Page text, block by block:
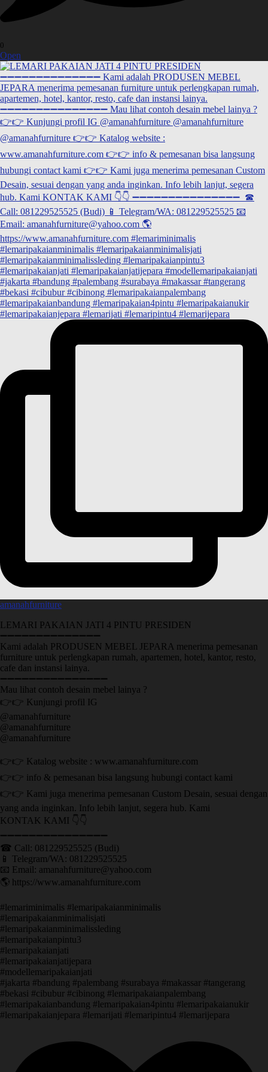
0
Open
amanahfurniture
LEMARI PAKAIAN JATI 4 PINTU PRESIDEN
➖➖➖➖➖➖➖➖➖➖➖➖➖➖
Kami adalah PRODUSEN MEBEL JEPARA menerima pemesanan
furniture untuk perlengkapan rumah, apartemen, hotel, kantor, resto,
cafe dan instansi lainya.
➖➖➖➖➖➖➖➖➖➖➖➖➖➖➖
Mau lihat contoh desain mebel lainya ?
👉👉 Kunjungi profil IG
@amanahfurniture
@amanahfurniture
@amanahfurniture
👉👉 Katalog website : www.amanahfurniture.com
👉👉 info & pemesanan bisa langsung hubungi contact kami
👉👉 Kami juga menerima pemesanan Custom Desain, sesuai dengan
yang anda inginkan. Info lebih lanjut, segera hub. Kami
KONTAK KAMI 👇👇
➖➖➖➖➖➖➖➖➖➖➖➖➖➖➖ ㅤ
☎ Call: 081229525525 (Budi)
📱 Telegram/WA: 081229525525
📧 Email: amanahfurniture@yahoo.com
🌎 https://www.amanahfurniture.com
#lemariminimalis #lemaripakaianminimalis
#lemaripakaianminimalisjati
#lemaripakaianminimalissleding
#lemaripakaianpintu3
#lemaripakaianjati
#lemaripakaianjatijepara
#modellemaripakaianjati
#jakarta #bandung #palembang #surabaya #makassar #tangerang
#bekasi #cibubur #cibinong #lemaripakaianpalembang
#lemaripakaianbandung #lemaripakaian4pintu #lemaripakaianukir
#lemaripakaianjepara #lemarijati #lemaripintu4 #lemarijepara